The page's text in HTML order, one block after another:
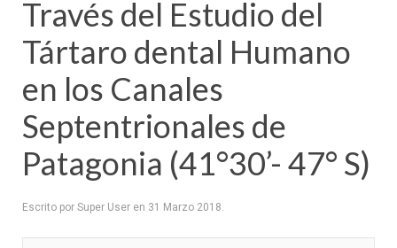
Través del Estudio del
Tártaro dental Humano
en los Canales
Septentrionales de
Patagonia (41°30’- 47° S)
Escrito por Super User en 31 Marzo 2018.